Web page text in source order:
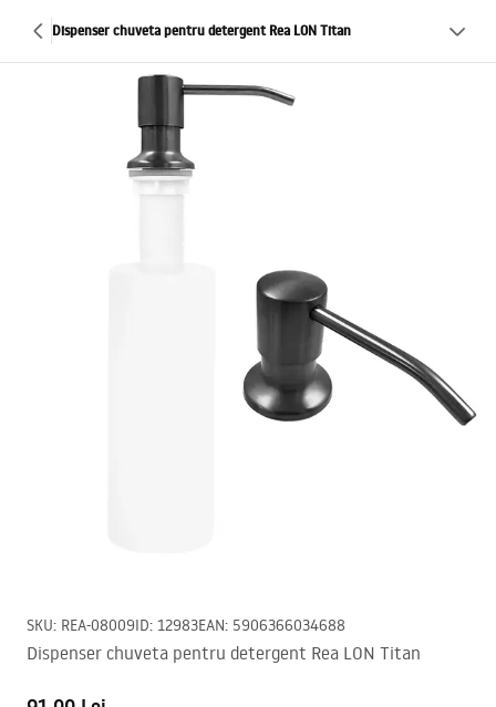
Dispenser chuveta pentru detergent Rea LON Titan
SKU: REA-08009ID: 12983EAN: 5906366034688
Dispenser chuveta pentru detergent Rea LON Titan